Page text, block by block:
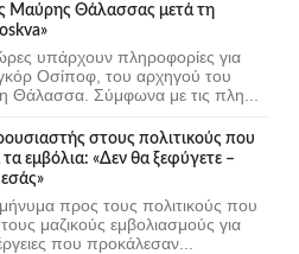
Mαύρης Θάλασσας μετά τη
ώρες υπάρχουν πληροφορίες για
Οσίποφ, του αρχηγού του
Θάλασσα. Σύμφωνα με τις πλη...
στους πολιτικούς που
τα εμβόλια: «Δεν θα ξεφύγετε –
προς τους πολιτικούς που
μαζικούς εμβολιασμούς για
που προκάλεσαν...